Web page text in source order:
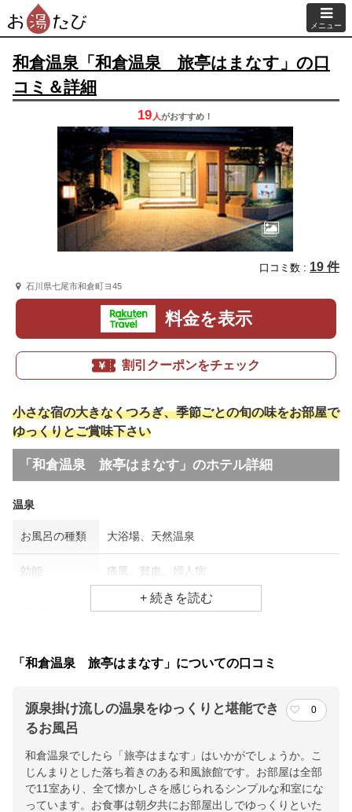
メニュー
和倉温泉「和倉温泉 旅亭はまなす」の口
コミ＆詳細
19 人がおすすめ！
口コミ数 : 19 件
石川県七尾市和倉町ヨ45
料金を表示
割引クーポンをチェック
小さな宿の大きなくつろぎ、季節ごとの旬の味をお部屋で
ゆっくりとご賞味下さい
「和倉温泉 旅亭はまなす」のホテル詳細
温泉
お風呂の種類 大浴場、天然温泉
効能 痛風、貧血、婦人病
チェックイン・チェックアウト時間
チェックイン 15:00(最終チェックイン：18:00)
チェックアウ
ト
10:00
「和倉温泉 旅亭はまなす」についての口コミ
源泉掛け流しの温泉をゆっくりと堪能でき
るお風呂
0
和倉温泉でしたら「旅亭はまなす」はいかがでしょうか。こ
じんまりとした落ち着きのある和風旅館です。お部屋は全部
で11室あり、全て懐かしさを感じられるシンプルな和室にな
っています。お食事は朝夕共にお部屋出しでゆっくりといた